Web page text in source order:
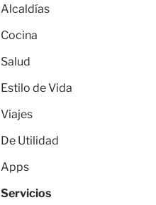
Alcaldías
Cocina
Salud
Estilo de Vida
Viajes
De Utilidad
Apps
Servicios